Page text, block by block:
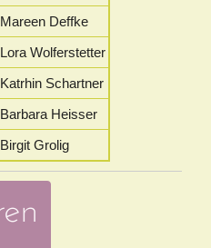
Mareen Deffke
Lora Wolferstetter
Katrhin Schartner
Barbara Heisser
Birgit Grolig